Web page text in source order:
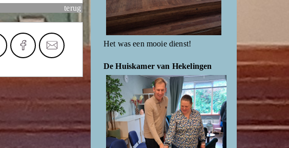
terug
Het was een mooie dienst!
De Huiskamer van Hekelingen